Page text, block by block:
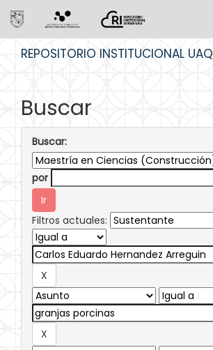
REPOSITORIO INSTITUCIONAL UAQ
Buscar
Buscar:
por
Filtros actuales: